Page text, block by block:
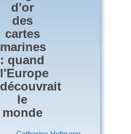
d'or
des
cartes
marines
: quand
l'Europe
découvrait
le
monde